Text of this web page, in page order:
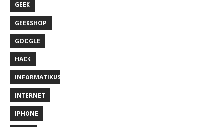
GEEK
GEEKSHOP
GOOGLE
HACK
INFORMATIKUS
INTERNET
IPHONE